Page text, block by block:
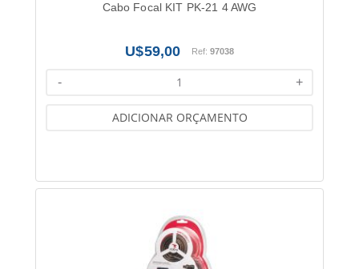
Cabo Focal KIT PK-21 4 AWG
59,00 Ref:97038
+
-
ADICIONAR ORÇAMENTO